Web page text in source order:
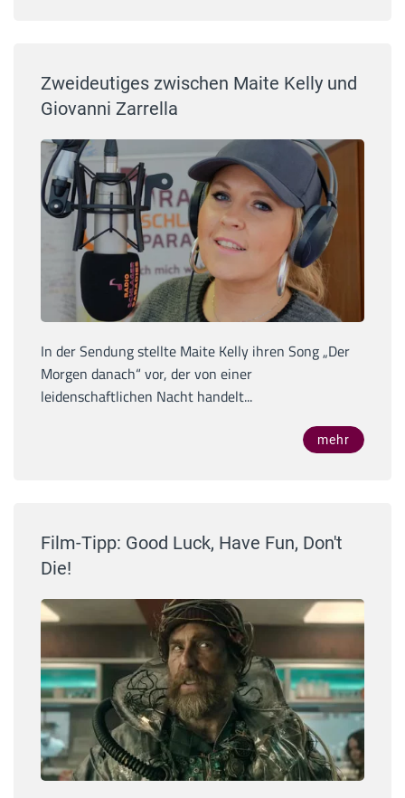
Zweideutiges zwischen Maite Kelly und
Giovanni Zarrella
In der Sendung stellte Maite Kelly ihren Song „Der
Morgen danach“ vor, der von einer
leidenschaftlichen Nacht handelt...
mehr
Film-Tipp: Good Luck, Have Fun, Don't
Die!